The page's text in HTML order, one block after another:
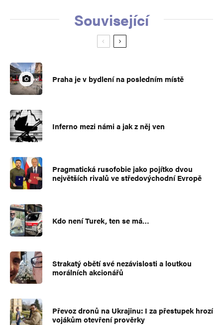
Související
Praha je v bydlení na posledním místě
Inferno mezi námi a jak z něj ven
Pragmatická rusofobie jako pojítko dvou
největších rivalů ve středovýchodní Evropě
Kdo není Turek, ten se má…
Strakatý obětí své nezávislosti a loutkou
morálních akcionářů
Převoz dronů na Ukrajinu: I za přestupek hrozí
vojákům otevření prověrky